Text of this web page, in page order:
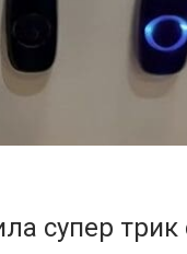
супер трик